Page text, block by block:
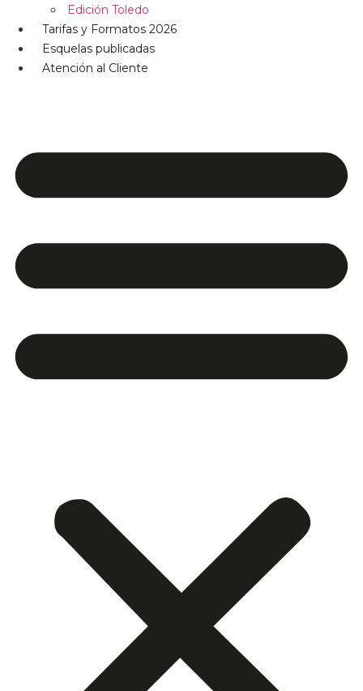
Edición Toledo
Tarifas y Formatos 2026
Esquelas publicadas
Atención al Cliente